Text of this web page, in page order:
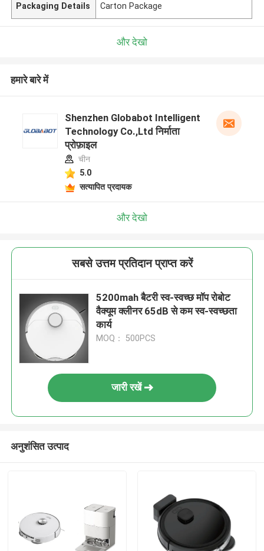
Packaging Details Carton Package
और देखो
हमारे बारे में
Shenzhen Globabot Intelligent
Technology Co.,Ltd निर्माता
प्रोफ़ाइल
चीन
5.0
सत्यापित प्रदायक
और देखो
सबसे उत्तम प्रतिदान प्राप्त करें
5200mah बैटरी स्व-स्वच्छ मॉप रोबोट
वैक्यूम क्लीनर 65dB से कम स्व-स्वच्छता
कार्य
MOQ： 500PCS
जारी रखें
अनुशंसित उत्पाद